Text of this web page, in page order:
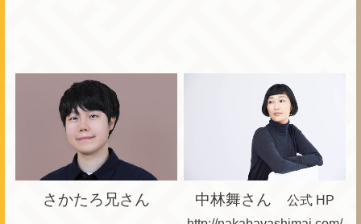
さかたろ兄さん 中林舞さん公式 HP